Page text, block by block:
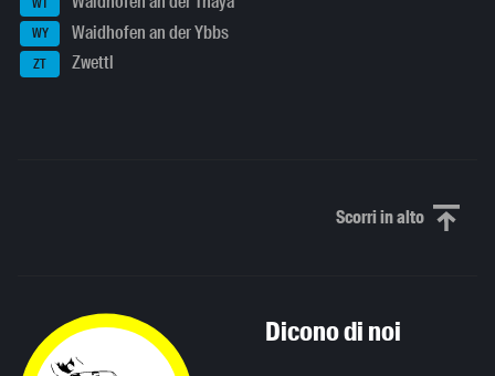
WY Waidhofen an der Ybbs
ZT Zwettl
Scorri in altoScorri in alto
Dicono di noi